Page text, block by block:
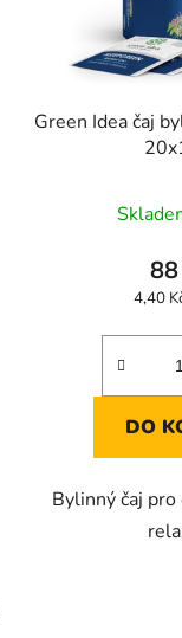
Green Idea čaj
Měrná
4,40
DO
Bylinný čaj pro